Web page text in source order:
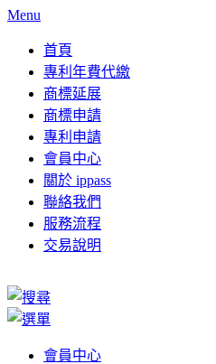
Menu
首頁
專利年費代繳
商標延展
商標申請
專利申請
會員中心
關於 ippass
聯絡我們
服務流程
交易說明
會員中心